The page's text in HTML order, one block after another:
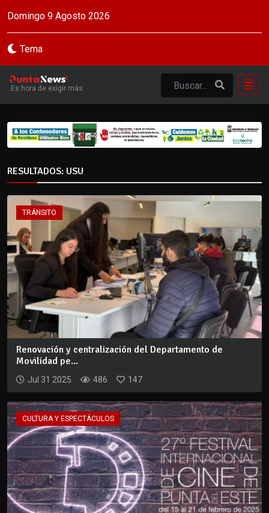
Domingo 9 Agosto 2026
Tema
Es hora de exigir más
RESULTADOS: USU
TRÁNSITO
Renovación y centralización del Departamento de
Movilidad pe...
Jul 31 2025 486 147
CULTURA Y ESPECTÁCULOS